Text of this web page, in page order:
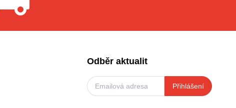
Odběr aktualit
Přihlášení